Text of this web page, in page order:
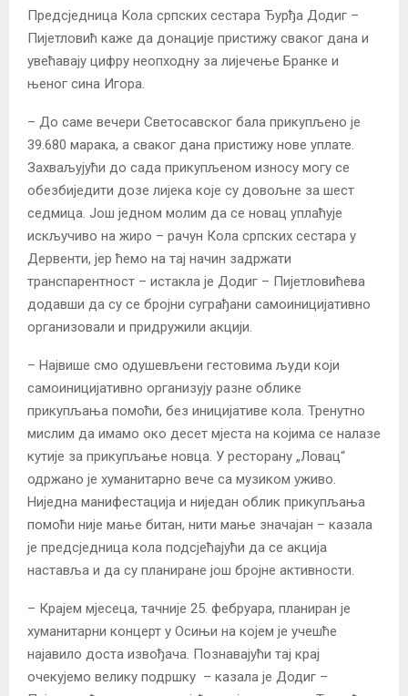
Предсједница Кола српских сестара Ђурђа Додиг –
Пијетловић каже да донације пристижу сваког дана и
увећавају цифру неопходну за лијечење Бранке и
њеног сина Игора.
– До саме вечери Светосавског бала прикупљено је
39.680 марака, а сваког дана пристижу нове уплате.
Захваљујући до сада прикупљеном износу могу се
обезбиједити дозе лијека које су довољне за шест
седмица. Још једном молим да се новац уплаћује
искључиво на жиро – рачун Кола српских сестара у
Дервенти, јер ћемо на тај начин задржати
транспарентност – истакла је Додиг – Пијетловићева
додавши да су се бројни суграђани самоиницијативно
организовали и придружили акцији.
– Највише смо одушевљени гестовима људи који
самоиницијативно организују разне облике
прикупљања помоћи, без иницијативе кола. Тренутно
мислим да имамо око десет мјеста на којима се налазе
кутије за прикупљање новца. У ресторану „Ловац“
одржано је хуманитарно вече са музиком уживо.
Ниједна манифестација и ниједан облик прикупљања
помоћи није мање битан, нити мање значајан – казала
је предсједница кола подсјећајући да се акција
наставља и да су планиране још бројне активности.
– Крајем мјесеца, тачније 25. фебруара, планиран је
хуманитарни концерт у Осињи на којем је учешће
најавило доста извођача. Познавајући тај крај
очекујемо велику подршку – казала је Додиг –